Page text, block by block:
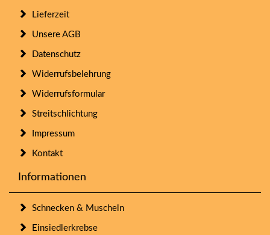
Lieferzeit
Unsere AGB
Datenschutz
Widerrufsbelehrung
Widerrufsformular
Streitschlichtung
Impressum
Kontakt
Informationen
Schnecken & Muscheln
Einsiedlerkrebse